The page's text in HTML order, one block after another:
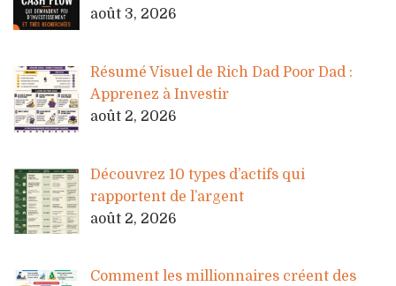
août 3, 2026
Résumé Visuel de Rich Dad Poor Dad :
Apprenez à Investir
août 2, 2026
Découvrez 10 types d’actifs qui
rapportent de l’argent
août 2, 2026
Comment les millionnaires créent des